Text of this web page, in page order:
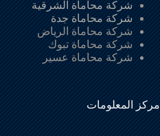
شركة محاماة الشرقية
شركة محاماة جدة
شركة محاماة الرياض
شركة محاماة تبوك
شركة محاماة عسير
مركز المعلومات